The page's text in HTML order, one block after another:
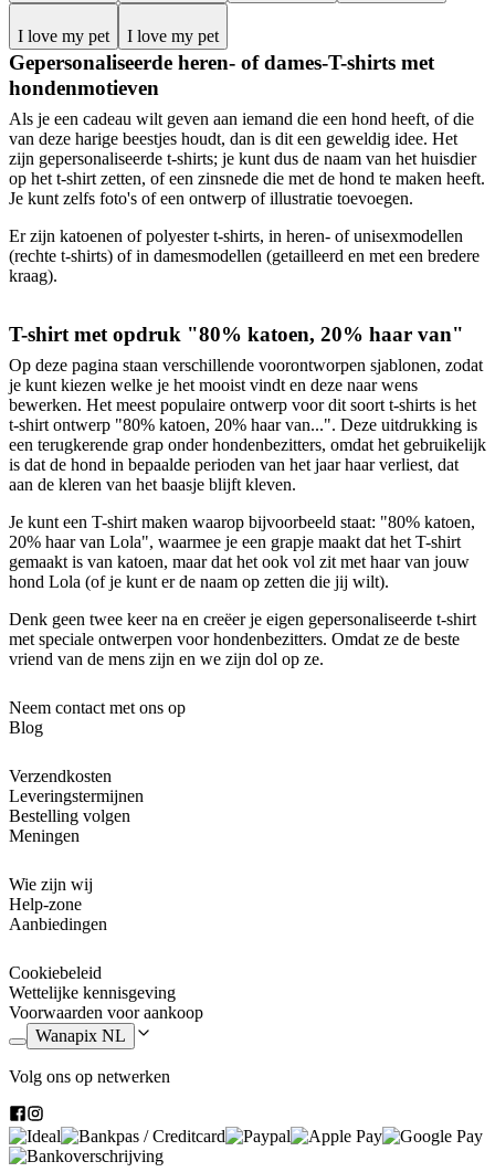
I love my pet I love my pet
Gepersonaliseerde heren- of dames-T-shirts met
hondenmotieven
Als je een cadeau wilt geven aan iemand die een hond heeft, of die
van deze harige beestjes houdt, dan is dit een geweldig idee. Het
zijn gepersonaliseerde t-shirts; je kunt dus de naam van het huisdier
op het t-shirt zetten, of een zinsnede die met de hond te maken heeft.
Je kunt zelfs foto's of een ontwerp of illustratie toevoegen.
Er zijn katoenen of polyester t-shirts, in heren- of unisexmodellen
(rechte t-shirts) of in damesmodellen (getailleerd en met een bredere
kraag).
T-shirt met opdruk "80% katoen, 20% haar van"
Op deze pagina staan verschillende voorontworpen sjablonen, zodat
je kunt kiezen welke je het mooist vindt en deze naar wens
bewerken. Het meest populaire ontwerp voor dit soort t-shirts is het
t-shirt ontwerp "80% katoen, 20% haar van...". Deze uitdrukking is
een terugkerende grap onder hondenbezitters, omdat het gebruikelijk
is dat de hond in bepaalde perioden van het jaar haar verliest, dat
aan de kleren van het baasje blijft kleven.
Je kunt een T-shirt maken waarop bijvoorbeeld staat: "80% katoen,
20% haar van Lola", waarmee je een grapje maakt dat het T-shirt
gemaakt is van katoen, maar dat het ook vol zit met haar van jouw
hond Lola (of je kunt er de naam op zetten die jij wilt).
Denk geen twee keer na en creëer je eigen gepersonaliseerde t-shirt
met speciale ontwerpen voor hondenbezitters. Omdat ze de beste
vriend van de mens zijn en we zijn dol op ze.
Neem contact met ons op
Blog
Verzendkosten
Leveringstermijnen
Bestelling volgen
Meningen
Wie zijn wij
Help-zone
Aanbiedingen
Cookiebeleid
Wettelijke kennisgeving
Voorwaarden voor aankoop
Wanapix NL
Volg ons op netwerken